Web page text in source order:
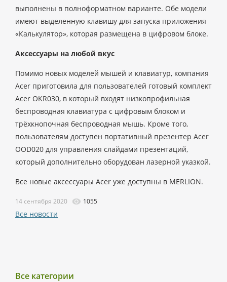
Все категории
выполнены в полноформатном варианте. Обе модели
имеют выделенную клавишу для запуска приложения
«Калькулятор», которая размещена в цифровом блоке.
Аксессуары на любой вкус
Помимо новых моделей мышей и клавиатур, компания
Acer приготовила для пользователей готовый комплект
Acer OKR030, в который входят низкопрофильная
беспроводная клавиатура с цифровым блоком и
трёхкнопочная беспроводная мышь. Кроме того,
пользователям доступен портативный презентер Acer
OOD020 для управления слайдами презентаций,
который дополнительно оборудован лазерной указкой.
Все новые аксессуары Acer уже доступны в MERLION.
14 сентября 2020 1055
Все новости